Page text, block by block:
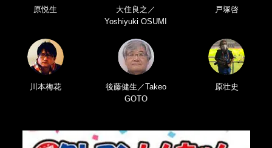
原悦生
大住良之／
Yoshiyuki OSUMI
戸塚啓
川本梅花
後藤健生／Takeo
GOTO
原壮史